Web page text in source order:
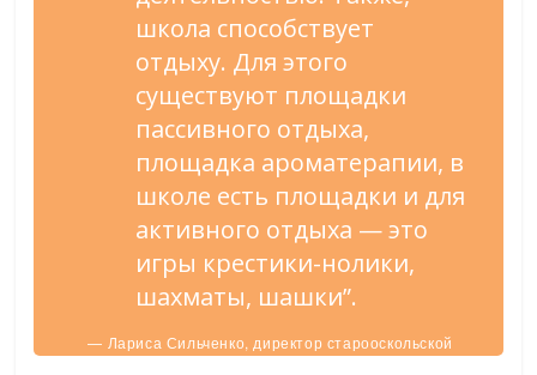
школа способствует
отдыху. Для этого
существуют площадки
пассивного отдыха,
площадка ароматерапии, в
школе есть площадки и для
активного отдыха — это
игры крестики-нолики,
шахматы, шашки”.
— Лариса Сильченко, директор старооскольской
школы №7.